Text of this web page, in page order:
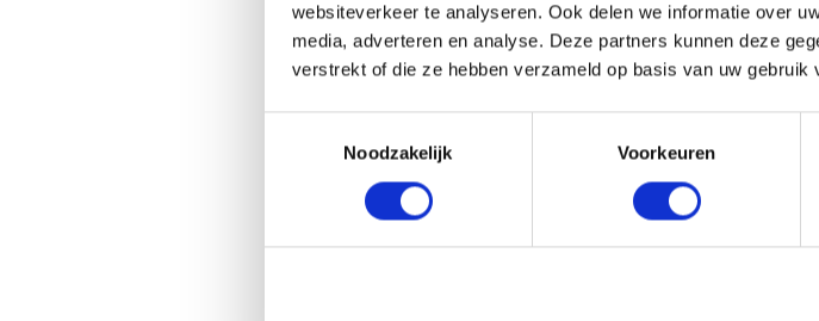
websiteverkeer te analyseren. Ook delen we informatie over
media, adverteren en analyse. Deze partners kunnen deze
verstrekt of die ze hebben verzameld op basis van uw gebruik
Noodzakelijk Voorkeuren
Wat zijn de mogelijkheden van een toren huren
Er zijn veel mogelijkheden als je een
verschillende champagnetorens: de premium
jouw wens aan te kleden. We spelen graag in
bepalen welke kleding we aanhebben. Hier
Champagne bloem: voorzie je glaasje
Hibiscus. Dit is een bloem die speciaal is
Gekleurde champagne: ga je een feestje
kleur van de champagne aanpassen naar
verschillende kleurstoffen, wat het